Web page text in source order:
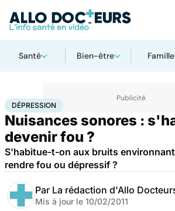
Santé Bien-être Famille
AccueilSantéMaladies Maladies cardiaques
DÉPRESSION
Nuisances sonores :
devenir fou ?
S'habitue-t-on aux bruits
rendre fou ou dépressif ?
Par La rédaction d'Allo
Mis à jour le 10/02/2011